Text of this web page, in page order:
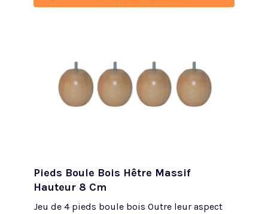
Pieds Boule Bois Hêtre Massif
Hauteur 8 Cm
Jeu de 4 pieds boule bois Outre leur aspect